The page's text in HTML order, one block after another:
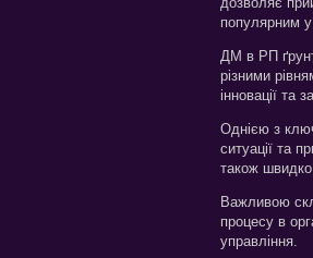
популярним у
ДМ в РП
різними
інновації та
Однією з
ситуації та
також швидко
Важливою
процесу в
управління.